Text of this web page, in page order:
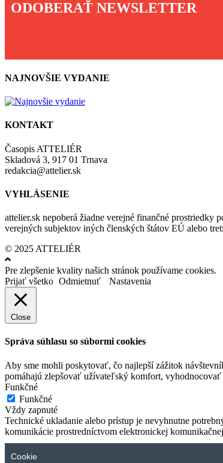
ODOBERAŤ NEWSLETTER
NAJNOVŠIE VYDANIE
KONTAKT
Časopis ATTELIÉR
Skladová 3, 917 01 Trnava
redakcia@attelier.sk
VYHLÁSENIE
attelier.sk nepoberá žiadne verejné finančné
verejných subjektov iných členských štátov EÚ alebo
© 2025 ATTELIÉR
Pre zlepšenie kvality našich stránok používame cookies.
Prijať všetko Odmietnuť Nastavenia
Close
Správa súhlasu so súbormi cookies
Aby sme mohli poskytovať, čo najlepší zážitok
pomáhajú zlepšovať užívateľský komfort,
Funkčné
Funkčné
Vždy zapnuté
Technické ukladanie alebo prístup je nevyhnutne
komunikácie prostredníctvom elektronickej
Cookie